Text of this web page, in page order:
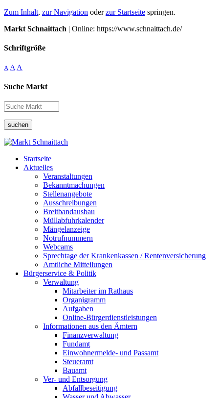
Zum Inhalt, zur Navigation oderzur Startseite springen.
Markt Schnaittach | Online: https://www.schnaittach.de/
Schriftgröße
A A A
Suche Markt
suchen
Startseite
Aktuelles
Veranstaltungen
Bekanntmachungen
Stellenangebote
Ausschreibungen
Breitbandausbau
Müllabfuhrkalender
Mängelanzeige
Notrufnummern
Webcams
Sprechtage der Krankenkassen / Rentenversicherung
Amtliche Mitteilungen
Bürgerservice & Politik
Verwaltung
Mitarbeiter im Rathaus
Organigramm
Aufgaben
Online-Bürgerdienstleistungen
Informationen aus den Ämtern
Finanzverwaltung
Fundamt
Einwohnermelde- und Passamt
Steueramt
Bauamt
Ver- und Entsorgung
Abfallbeseitigung